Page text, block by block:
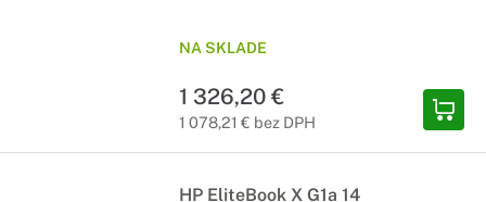
NA SKLADE
1 326,20 €
1 078,21 € bez DPH
HP EliteBook X G1a 14